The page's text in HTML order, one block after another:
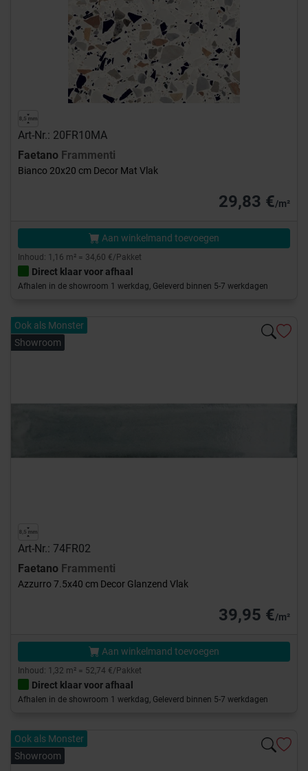
Art-Nr.: 20FR10MA
Faetano Frammenti
Bianco 20x20 cm Decor Mat Vlak
29,83 €/m²
Aan winkelmand toevoegen
Inhoud: 1,16 m² = 34,60 €/Pakket
Direct klaar voor afhaal
Afhalen in de showroom 1 werkdag, Geleverd binnen 5-7 werkdagen
Ook als Monster
Showroom
Art-Nr.: 74FR02
Faetano Frammenti
Azzurro 7.5x40 cm Decor Glanzend Vlak
39,95 €/m²
Aan winkelmand toevoegen
Inhoud: 1,32 m² = 52,74 €/Pakket
Direct klaar voor afhaal
Afhalen in de showroom 1 werkdag, Geleverd binnen 5-7 werkdagen
Ook als Monster
Showroom